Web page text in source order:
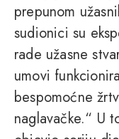
prepunom
sudionici su
rade užasne
umovi
bespomoćne
naglavačke.“ U